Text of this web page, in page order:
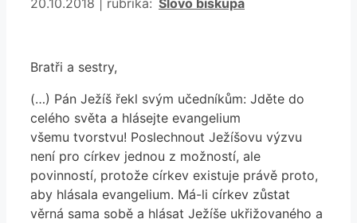
Bratři a sestry,
(…) Pán Ježíš řekl svým učedníkům: Jděte do
celého světa a hlásejte evangelium
všemu tvorstvu! Poslechnout Ježíšovu výzvu
není pro církev jednou z možností, ale
povinností, protože církev existuje právě proto,
aby hlásala evangelium. Má-li církev zůstat
věrná sama sobě a hlásat Ježíše ukřižovaného a